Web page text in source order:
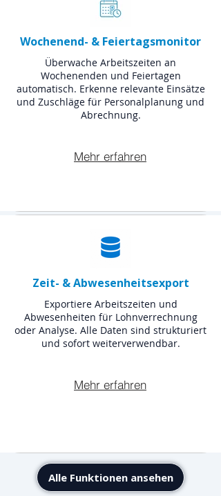
Wochenend- & Feiertagsmonitor
Überwache Arbeitszeiten an
Wochenenden und Feiertagen
automatisch. Erkenne relevante Einsätze
und Zuschläge für Personalplanung und
Abrechnung.
Mehr erfahren
Zeit- & Abwesenheitsexport
Exportiere Arbeitszeiten und
Abwesenheiten für Lohnverrechnung
oder Analyse. Alle Daten sind strukturiert
und sofort weiterverwendbar.
Mehr erfahren
Alle Funktionen ansehen